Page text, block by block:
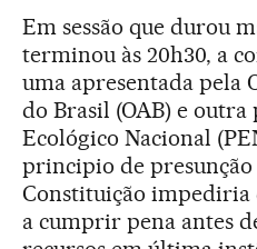
Em sessão que durou
terminou às 20h30, a
uma apresentada pela
do Brasil (OAB) e outra
Ecológico Nacional
principio de presunção
Constituição impediria
a cumprir pena antes